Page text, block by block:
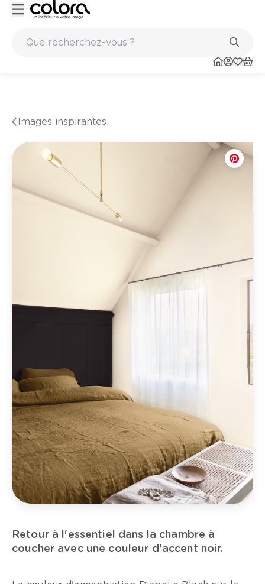
Images inspirantes
Retour à l'essentiel dans la chambre à
coucher avec une couleur d'accent noir.